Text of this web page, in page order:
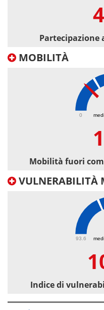
Partecipazione
MOBILITÀ
0
Mobilità fuori
VULNERABILITÀ
93.6
Indice di